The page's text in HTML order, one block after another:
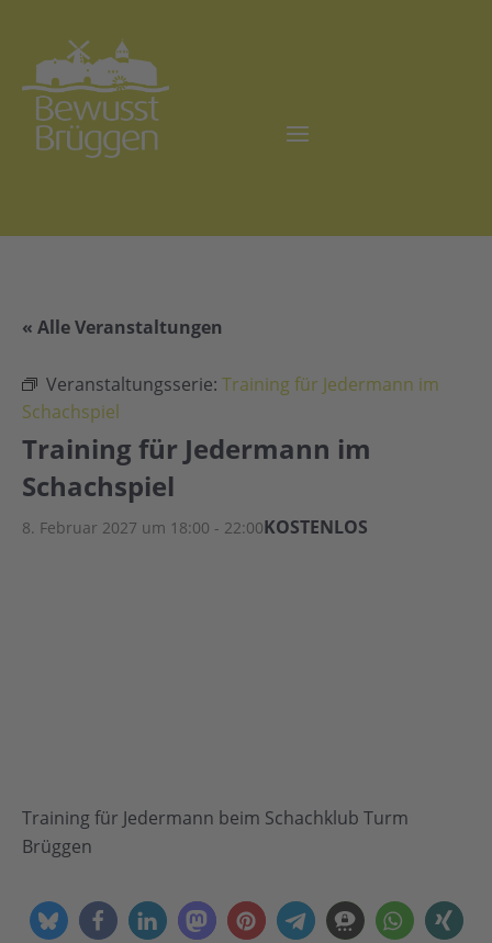
« Alle Veranstaltungen
Veranstaltungsserie: Training für Jedermann im
Schachspiel
Training für Jedermann im
Schachspiel
8. Februar 2027 um 18:00 - 22:00KOSTENLOS
Training für Jedermann beim Schachklub Turm
Brüggen